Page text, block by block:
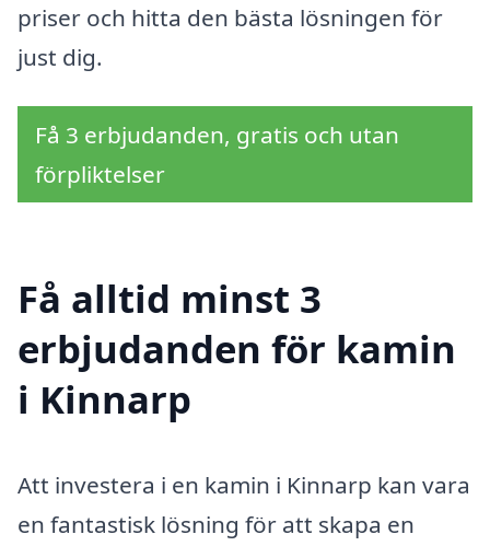
priser och hitta den bästa lösningen för
just dig.
Få 3 erbjudanden, gratis och utan
förpliktelser
Få alltid minst 3
erbjudanden för kamin
i Kinnarp
Att investera i en kamin i Kinnarp kan vara
en fantastisk lösning för att skapa en